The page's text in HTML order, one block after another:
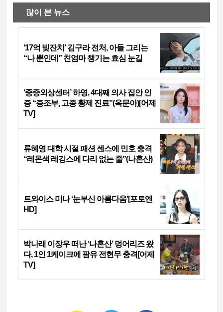
많이 본 뉴스
‘17억 빚잔치’ 김구라 전처, 아들 그리는
“나 뿐인데” 친엄마 챙기는 효심 눈길
‘중증외상센터’ 하영, 4대째 의사 집안 인
증 “증조부, 고종 황제 진료”(옥문아)[어제
TV]
류혜영 대학 시절 패션 센스에 민호 충격
“레몬색 레깅스에 다리 없는 줄”(나혼산)
트와이스 미나 ‘눈부신 아름다움’[포토엔
HD]
박나래 이장우 떠난 ‘나혼산’ 덩어리즈 왔
다, 1인 1케이크에 팜유 전현무 충격[어제
TV]